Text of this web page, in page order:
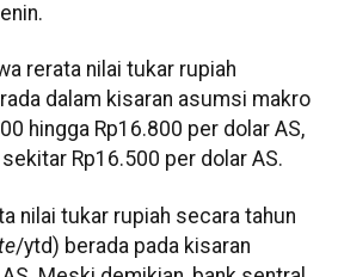
rerata nilai tukar rupiah
dalam kisaran asumsi makro
hingga Rp16.800 per dolar AS,
Rp16.500 per dolar AS.
nilai tukar rupiah secara tahun
/ytd) berada pada kisaran